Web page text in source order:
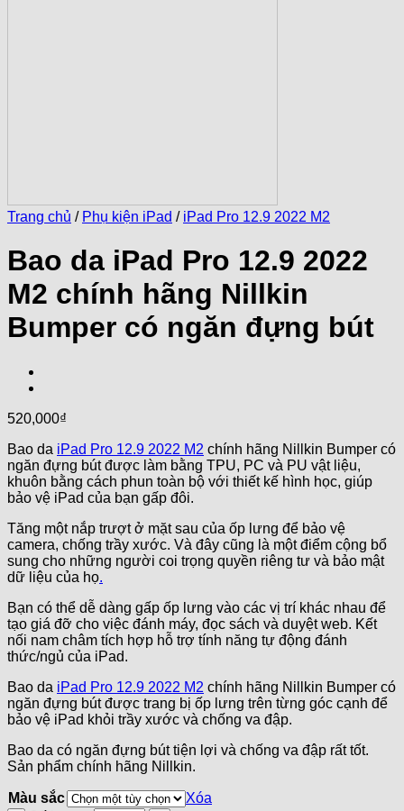
Trang chủ / Phụ kiện iPad / iPad Pro 12.9 2022 M2
Bao da iPad Pro 12.9 2022
M2 chính hãng Nillkin
Bumper có ngăn đựng bút
520,000₫
Bao da iPad Pro 12.9 2022 M2 chính hãng Nillkin Bumper có
ngăn đựng bút được làm bằng TPU, PC và PU vật liệu,
khuôn bằng cách phun toàn bộ với thiết kế hình học, giúp
bảo vệ iPad của bạn gấp đôi.
Tăng một nắp trượt ở mặt sau của ốp lưng để bảo vệ
camera, chống trầy xước. Và đây cũng là một điểm cộng bổ
sung cho những người coi trọng quyền riêng tư và bảo mật
dữ liệu của họ.
Bạn có thể dễ dàng gấp ốp lưng vào các vị trí khác nhau để
tạo giá đỡ cho việc đánh máy, đọc sách và duyệt web. Kết
nối nam châm tích hợp hỗ trợ tính năng tự động đánh
thức/ngủ của iPad.
Bao da iPad Pro 12.9 2022 M2 chính hãng Nillkin Bumper có
ngăn đựng bút được trang bị ốp lưng trên từng góc cạnh để
bảo vệ iPad khỏi trầy xước và chống va đập.
Bao da có ngăn đựng bút tiện lợi và chống va đập rất tốt.
Sản phẩm chính hãng Nillkin.
Màu sắc
Xóa